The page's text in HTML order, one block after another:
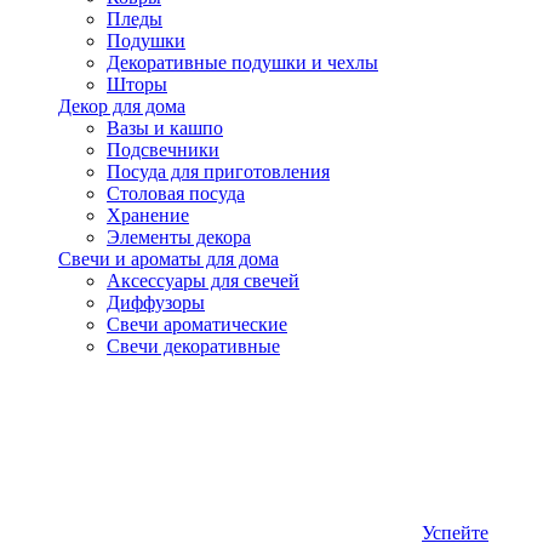
Пледы
Подушки
Декоративные подушки и чехлы
Шторы
Декор для дома
Вазы и кашпо
Подсвечники
Посуда для приготовления
Столовая посуда
Хранение
Элементы декора
Свечи и ароматы для дома
Аксессуары для свечей
Диффузоры
Свечи ароматические
Свечи декоративные
Успейте